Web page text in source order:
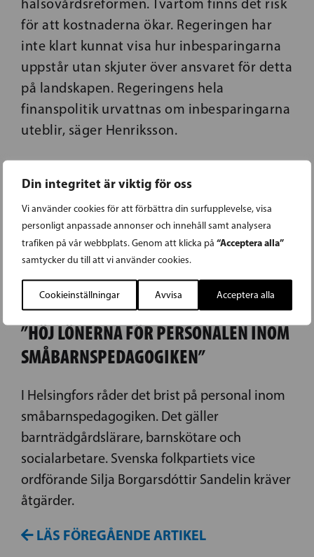
Din integritet är viktig för oss
Vi använder cookies för att förbättra din surfupplevelse, visa
personligt anpassade annonser och innehåll samt analysera
trafiken på vår webbplats. Genom att klicka på “Acceptera alla”
samtycker du till att vi använder cookies.
Cookieinställningar Avvisa Acceptera alla
hälsovårdsreformen. Tvärtom finns det risk
för att kostnaderna ökar. Regeringen har
inte klart kunnat visa hur inbesparingarna
uppstår utan skjuter över ansvaret för detta
på landskapen. Regeringens hela
finanspolitik urvattnas om inbesparingarna
uteblir, säger Henriksson.
11.04.2018
”HÖJ LÖNERNA FÖR PERSONALEN INOM
SMÅBARNSPEDAGOGIKEN”
I Helsingfors råder det brist på personal inom
småbarnspedagogiken. Det gäller
barnträdgårdslärare, barnskötare och
socialarbetare. Svenska folkpartiets vice
ordförande Silja Borgarsdóttir Sandelin kräver
åtgärder.
LÄS FÖREGÅENDE ARTIKEL